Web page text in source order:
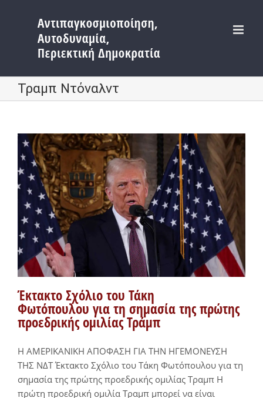
περιεχόμενο
Τραμπ Ντόναλντ
Έκτακτο Σχόλιο του Τάκη
Φωτόπουλου για τη σημασία της πρώτης
προεδρικής ομιλίας Τράμπ
Η ΑΜΕΡΙΚΑΝΙΚΗ ΑΠΟΦΑΣΗ ΓΙΑ ΤΗΝ ΗΓΕΜΟΝΕΥΣΗ
ΤΗΣ ΝΔΤ Έκτακτο Σχόλιο του Τάκη Φωτόπουλου για τη
σημασία της πρώτης προεδρικής ομιλίας Τραμπ Η
πρώτη προεδρική ομιλία Τραμπ μπορεί να είναι